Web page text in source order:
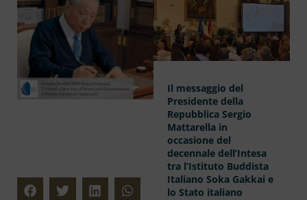
Il messaggio del
Presidente della
Repubblica Sergio
Mattarella in
occasione del
decennale dell’Intesa
tra l’Istituto Buddista
Italiano Soka Gakkai e
lo Stato italiano